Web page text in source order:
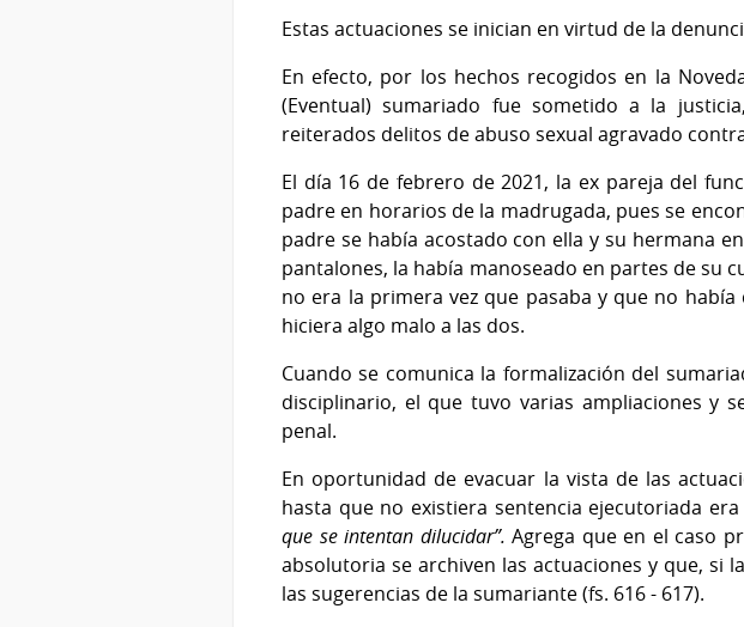
Estas actuaciones se inician en virtud de la
En efecto, por los hechos recogidos en la
(Eventual) sumariado fue sometido a la
reiterados delitos de abuso sexual agravado
El día 16 de febrero de 2021, la ex pareja del
padre en horarios de la madrugada, pues se
padre se había acostado con ella y su hermana
pantalones, la había manoseado en partes de su
no era la primera vez que pasaba y que no
hiciera algo malo a las dos.
Cuando se comunica la formalización del
disciplinario, el que tuvo varias ampliaciones y
penal.
En oportunidad de evacuar la vista de las
hasta que no existiera sentencia ejecutoriada era
que se intentan dilucidar”. Agrega que en el caso
absolutoria se archiven las actuaciones y que, si
las sugerencias de la sumariante (fs. 616 - 617).